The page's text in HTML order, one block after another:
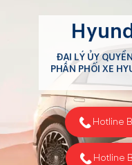
ĐẠI LÝ ỦY
PHÂN PHỐI XE
Hotline
Hotline